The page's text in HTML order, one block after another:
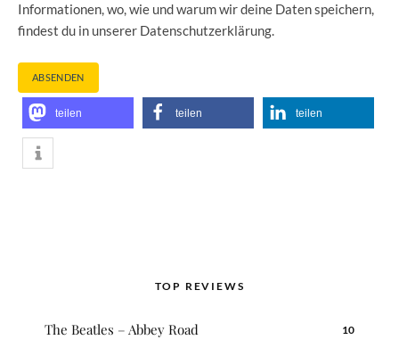
Informationen, wo, wie und warum wir deine Daten speichern,
findest du in unserer Datenschutzerklärung.
teilen teilen teilen
TOP REVIEWS
The Beatles – Abbey Road 10